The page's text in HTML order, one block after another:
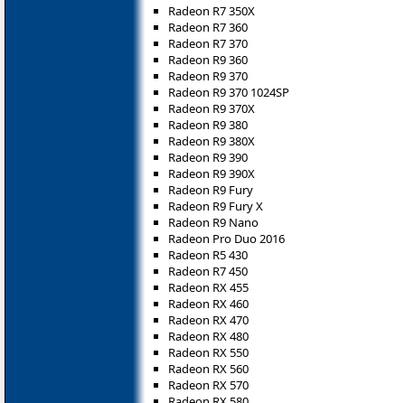
Radeon R7 350X
Radeon R7 360
Radeon R7 370
Radeon R9 360
Radeon R9 370
Radeon R9 370 1024SP
Radeon R9 370X
Radeon R9 380
Radeon R9 380X
Radeon R9 390
Radeon R9 390X
Radeon R9 Fury
Radeon R9 Fury X
Radeon R9 Nano
Radeon Pro Duo 2016
Radeon R5 430
Radeon R7 450
Radeon RX 455
Radeon RX 460
Radeon RX 470
Radeon RX 480
Radeon RX 550
Radeon RX 560
Radeon RX 570